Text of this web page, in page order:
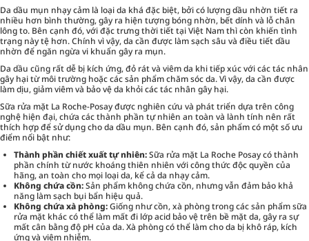
Da dầu mụn nhạy cảm là loại da khá đặc biệt, bởi có lượng dầu nhờn tiết ra
nhiều hơn bình thường, gây ra hiện tượng bóng nhờn, bết dính và lỗ chân
lông to. Bên cạnh đó, với đặc trưng thời tiết tại Việt Nam thì còn khiến tình
trạng này tệ hơn. Chính vì vậy, da cần được làm sạch sâu và điều tiết dầu
nhờn để ngăn ngừa vi khuẩn gây ra mụn.
Da dầu cũng rất dễ bị kích ứng, đỏ rát và viêm da khi tiếp xúc với các tác nhân
gây hại từ môi trường hoặc các sản phẩm chăm sóc da. Vì vậy, da cần được
làm dịu, giảm viêm và bảo vệ da khỏi các tác nhân gây hại.
Sữa rửa mặt La Roche-Posay được nghiên cứu và phát triển dựa trên công
nghệ hiện đại, chứa các thành phần tự nhiên an toàn và lành tính nên rất
thích hợp để sử dụng cho da dầu mụn. Bên cạnh đó, sản phẩm có một số ưu
điểm nổi bật như:
Thành phần chiết xuất tự nhiên:Sữa rửa mặt La Roche Posay có thành
phần chính từ nước khoáng thiên nhiên với công thức độc quyền của
hãng, an toàn cho mọi loại da, kể cả da nhạy cảm.
Không chứa cồn:Sản phẩm không chứa cồn, nhưng vẫn đảm bảo khả
năng làm sạch bụi bẩn hiệu quả.
Không chứa xà phòng:Giống như cồn, xà phòng trong các sản phẩm sữa
rửa mặt khác có thể làm mất đi lớp acid bảo vệ trên bề mặt da, gây ra sự
mất cân bằng độ pH của da. Xà phòng có thể làm cho da bị khô ráp, kích
ứng và viêm nhiễm.